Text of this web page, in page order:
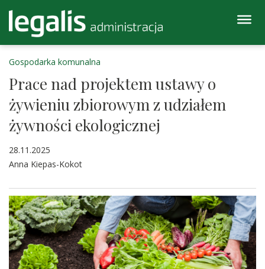
Gospodarka komunalna
Prace nad projektem ustawy o
żywieniu zbiorowym z udziałem
żywności ekologicznej
28.11.2025
Anna Kiepas-Kokot